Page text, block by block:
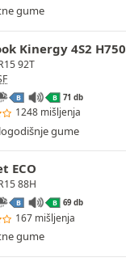
gume
Kinergy 4S2 H750
92T
B B 71 db
1248 mišljenja
gume
ECO
88H
B B 69 db
167 mišljenja
gume